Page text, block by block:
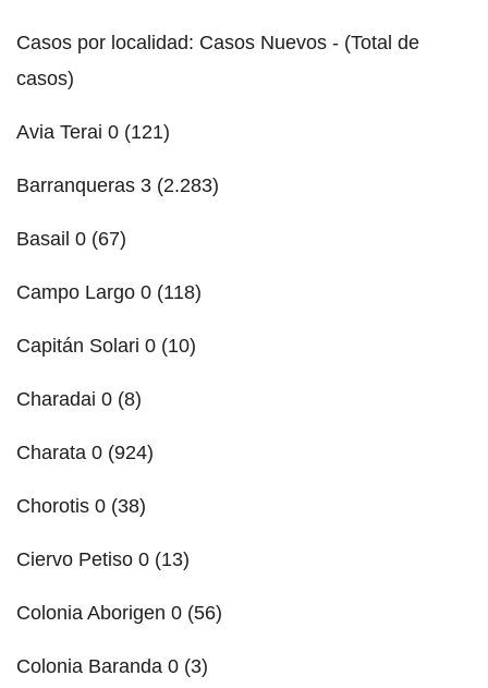
Casos por localidad: Casos Nuevos - (Total de
casos)
Avia Terai 0 (121)
Barranqueras 3 (2.283)
Basail 0 (67)
Campo Largo 0 (118)
Capitán Solari 0 (10)
Charadai 0 (8)
Charata 0 (924)
Chorotis 0 (38)
Ciervo Petiso 0 (13)
Colonia Aborigen 0 (56)
Colonia Baranda 0 (3)